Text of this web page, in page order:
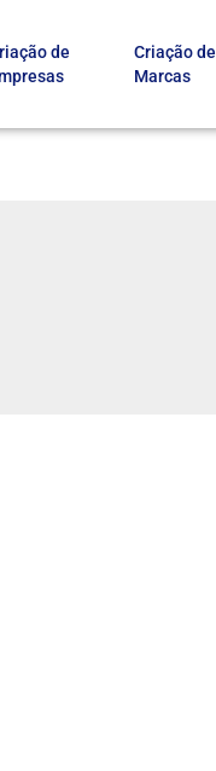
de
Criação de
Marcas